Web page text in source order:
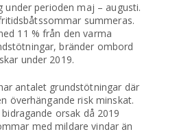
under perioden maj – augusti.
summeras.
11 % från den varma
bränder ombord
under 2019.
antalet grundstötningar där
överhängande risk minskat.
orsak då 2019
med mildare vindar än